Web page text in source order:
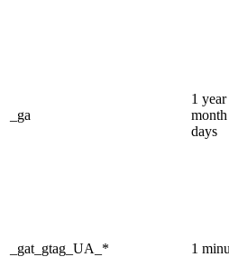
_ga
1 year
days
_gat_gtag_UA_*
1